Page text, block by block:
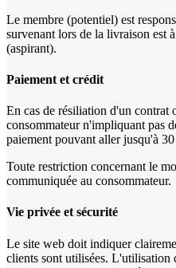
Le membre (potentiel) est
survenant lors de la livraison est
(aspirant).
Paiement et crédit
En cas de résiliation d'un contrat
consommateur n'impliquant pas
paiement pouvant aller jusqu'à 30
Toute restriction concernant le
communiquée au consommateur.
Vie privée et sécurité
Le site web doit indiquer
clients sont utilisées. L'utilisation